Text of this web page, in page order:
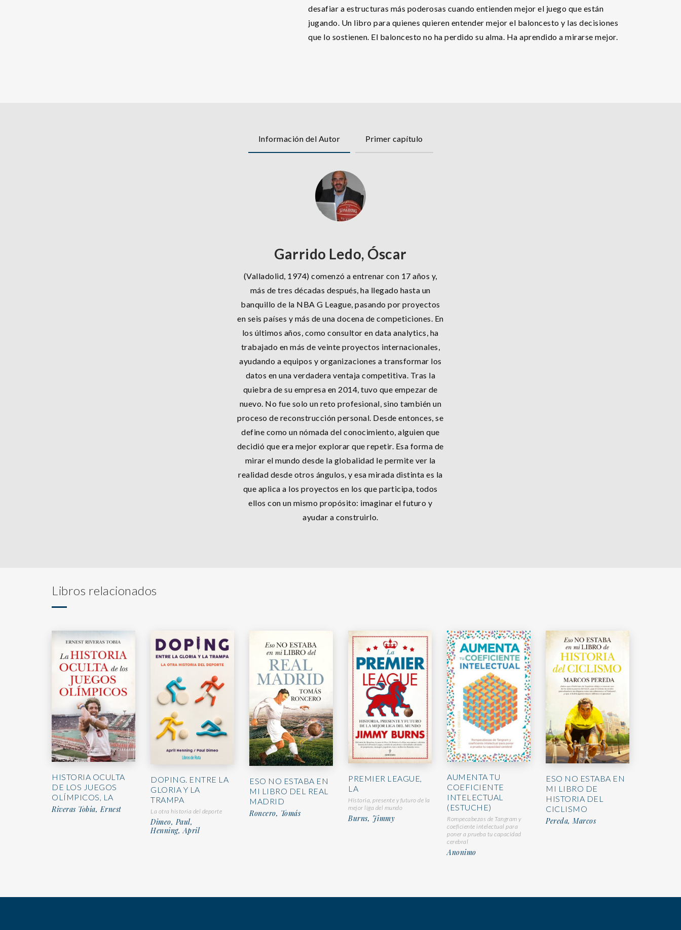
desafiar a estructuras más poderosas cuando entienden mejor el juego que están
jugando. Un libro para quienes quieren entender mejor el baloncesto y las decisiones
que lo sostienen. El baloncesto no ha perdido su alma. Ha aprendido a mirarse mejor.
Información del Autor Primer capítulo
Garrido Ledo, Óscar
(Valladolid, 1974) comenzó a entrenar con 17 años y,
más de tres décadas después, ha llegado hasta un
banquillo de la NBA G League, pasando por proyectos
en seis países y más de una docena de competiciones. En
los últimos años, como consultor en data analytics, ha
trabajado en más de veinte proyectos internacionales,
ayudando a equipos y organizaciones a transformar los
datos en una verdadera ventaja competitiva. Tras la
quiebra de su empresa en 2014, tuvo que empezar de
nuevo. No fue solo un reto profesional, sino también un
proceso de reconstrucción personal. Desde entonces, se
define como un nómada del conocimiento, alguien que
decidió que era mejor explorar que repetir. Esa forma de
mirar el mundo desde la globalidad le permite ver la
realidad desde otros ángulos, y esa mirada distinta es la
que aplica a los proyectos en los que participa, todos
ellos con un mismo propósito: imaginar el futuro y
ayudar a construirlo.
Libros relacionados
HISTORIA OCULTA
DE LOS JUEGOS
OLÍMPICOS, LA
Riveras Tobia, Ernest
DOPING. ENTRE LA
GLORIA Y LA
TRAMPA
La otra historia del deporte
Dimeo, Paul,
Henning, April
ESO NO ESTABA EN
MI LIBRO DEL REAL
MADRID
Roncero, Tomás
PREMIER LEAGUE,
LA
Historia, presente y futuro de la
mejor liga del mundo
Burns, Jimmy
AUMENTA TU
COEFICIENTE
INTELECTUAL
(ESTUCHE)
Rompecabezas de Tangram y
coeficiente intelectual para
poner a prueba tu capacidad
cerebral
Anonimo
ESO NO ESTABA EN
MI LIBRO DE
HISTORIA DEL
CICLISMO
Pereda, Marcos